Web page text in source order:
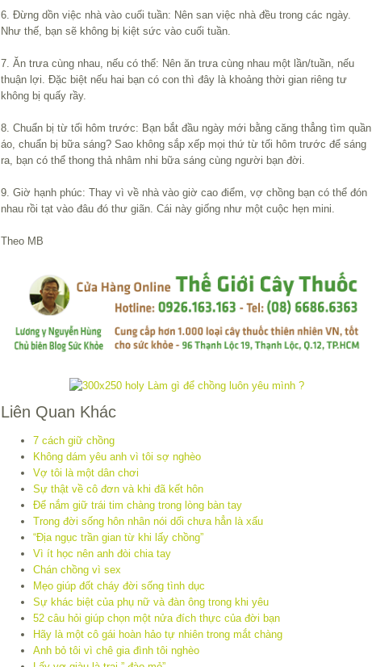
6. Đừng dồn việc nhà vào cuối tuần: Nên san việc nhà đều trong các ngày.
Như thế, bạn sẽ không bị kiệt sức vào cuối tuần.
7. Ăn trưa cùng nhau, nếu có thể: Nên ăn trưa cùng nhau một lần/tuần, nếu
thuận lợi. Đặc biệt nếu hai bạn có con thì đây là khoảng thời gian riêng tư
không bị quấy rầy.
8. Chuẩn bị từ tối hôm trước: Bạn bắt đầu ngày mới bằng căng thẳng tìm quần
áo, chuẩn bị bữa sáng? Sao không sắp xếp mọi thứ từ tối hôm trước để sáng
ra, bạn có thể thong thả nhâm nhi bữa sáng cùng người bạn đời.
9. Giờ hạnh phúc: Thay vì về nhà vào giờ cao điểm, vợ chồng bạn có thể đón
nhau rồi tạt vào đâu đó thư giãn. Cái này giống như một cuộc hẹn mini.
Theo MB
Liên Quan Khác
7 cách giữ chồng
Không dám yêu anh vì tôi sợ nghèo
Vợ tôi là một dân chơi
Sự thật về cô đơn và khi đã kết hôn
Để nắm giữ trái tim chàng trong lòng bàn tay
Trong đời sống hôn nhân nói dối chưa hẳn là xấu
“Địa ngục trần gian từ khi lấy chồng”
Vì ít học nên anh đòi chia tay
Chán chồng vì sex
Mẹo giúp đốt cháy đời sống tình dục
Sự khác biệt của phụ nữ và đàn ông trong khi yêu
52 câu hỏi giúp chọn một nửa đích thực của đời bạn
Hãy là một cô gái hoàn hảo tự nhiên trong mắt chàng
Anh bỏ tôi vì chê gia đình tôi nghèo